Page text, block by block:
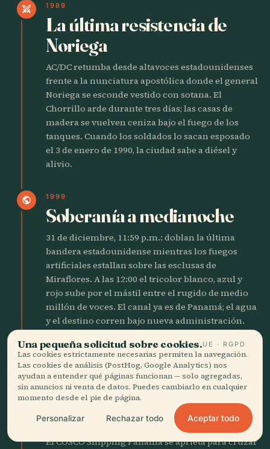
swords 1989
La última resistencia de
Noriega
AC/DC retumba desde altavoces estadounidenses
frente a la nunciatura apostólica donde el general
Noriega se esconde vestido con sotana. El
Chorrillo arde durante tres días; las casas de
madera se vuelven ceniza bajo el fuego de los
tanques. Cuando los soldados lo sacan esposado
el 3 de enero de 1990, la ciudad sabe a diésel y
alivio.
public 1999
Soberanía a medianoche
31 de diciembre, 11:59 p.m.: doblan la última
bandera estadounidense mientras los fuegos
artificiales estallan sobre las esclusas de
Miraflores. A las 12:00 el tricolor blanco, azul y
rojo sube por el mástil entre el rugido de medio
millón de voces. El canal ya es de Panamá; el agua
y el destino corren bajo nueva administración.
METRÓPOLIS MODERNA
factory 2016
Terceras esclusas, mundo
más grande
El COSCO Shipping Panama se aprieta para cruzar
Una pequeña solicitud sobre cookies.UE · RGPD
Las cookies estrictamente necesarias permiten la navegación.
Las cookies de análisis (PostHog, Google Analytics) nos
ayudan a entender qué páginas funcionan — solo agregadas,
sin anuncios ni venta de datos. Puedes cambiarlo en cualquier
momento desde el pie de página.
Personalizar Rechazar todo Aceptar todo